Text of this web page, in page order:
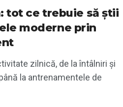
tot ce trebuie să știi
moderne prin
zilnică, de la întâlniri și
la antrenamentele de